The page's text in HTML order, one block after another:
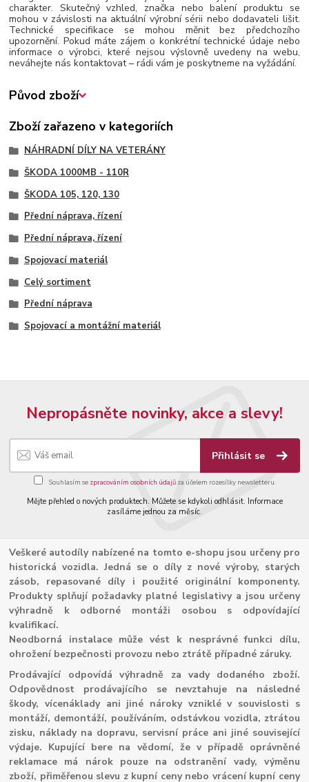
charakter. Skutečný vzhled, značka nebo balení produktu se
mohou v závislosti na aktuální výrobní sérii nebo dodavateli lišit.
Technické specifikace se mohou měnit bez předchozího
upozornění. Pokud máte zájem o konkrétní technické údaje nebo
informace o výrobci, které nejsou výslovně uvedeny na webu,
neváhejte nás kontaktovat – rádi vám je poskytneme na vyžádání.
Původ zboží
Zboží zařazeno v kategoriích
NÁHRADNÍ DÍLY NA VETERÁNY
ŠKODA 1000MB - 110R
ŠKODA 105, 120, 130
Přední náprava, řízení
Přední náprava, řízení
Spojovací materiál
Celý sortiment
Přední náprava
Spojovací a montážní materiál
Nepropásněte novinky, akce a slevy!
Přihlásit se
Souhlasím se zpracováním osobních údajůza účelem rozesílky newsletteru.
Mějte přehled o nových produktech. Můžete se kdykoli odhlásit. Informace
zasíláme jednou za měsíc.
Veškeré autodíly nabízené na tomto e-shopu jsou určeny pro
historická vozidla. Jedná se o díly z nové výroby, starých
zásob, repasované díly i použité originální komponenty.
Produkty splňují požadavky platné legislativy a jsou určeny
výhradně k odborné montáži osobou s odpovídající
kvalifikací.
Neodborná instalace může vést k nesprávné funkci dílu,
ohrožení bezpečnosti provozu nebo ztrátě případné záruky.
Prodávající odpovídá výhradně za vady dodaného zboží.
Odpovědnost prodávajícího se nevztahuje na následné
škody, vícenáklady ani jiné nároky vzniklé v souvislosti s
montáží, demontáží, používáním, odstávkou vozidla, ztrátou
zisku, náklady na dopravu, servisní práce ani jiné související
výdaje. Kupující bere na vědomí, že v případě oprávněné
reklamace má nárok pouze na odstranění vady, výměnu
zboží, přiměřenou slevu z kupní ceny nebo vrácení kupní ceny